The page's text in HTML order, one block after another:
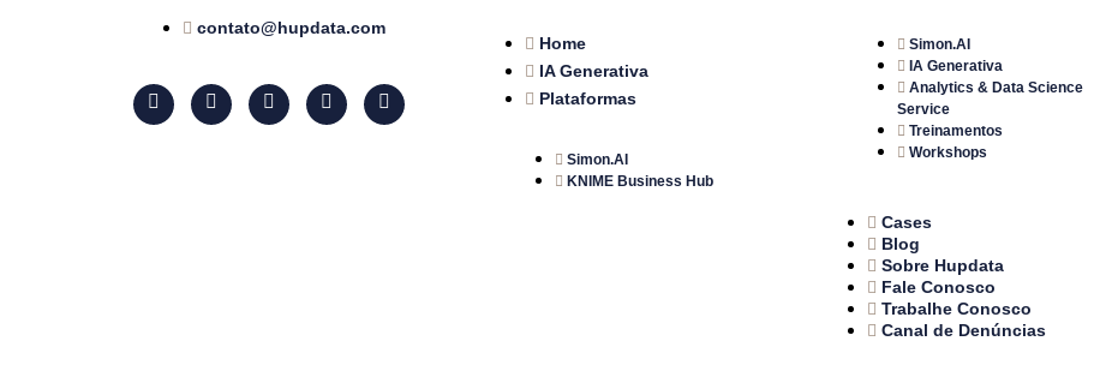
contato@hupdata.com
Home
IA Generativa
Plataformas
Simon.AI
KNIME Business Hub
Simon.AI
IA Generativa
Analytics & Data Science
Service
Treinamentos
Workshops
Cases
Blog
Sobre Hupdata
Fale Conosco
Trabalhe Conosco
Canal de Denúncias